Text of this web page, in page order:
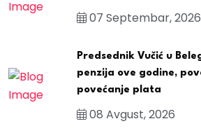
07 Septembar, 2026
Predsednik Vučić u
penzija ove godine,
povećanje plata
08 Avgust, 2026